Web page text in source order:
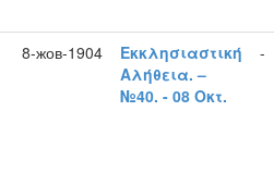
8-жов-1904
Εκκλησιαστική
Αλήθεια. –
№40. - 08 Οκτ.
-